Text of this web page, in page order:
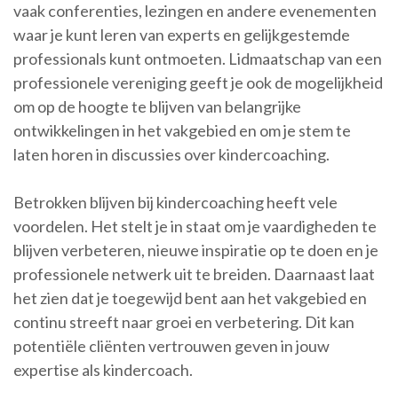
vaak conferenties, lezingen en andere evenementen
waar je kunt leren van experts en gelijkgestemde
professionals kunt ontmoeten. Lidmaatschap van een
professionele vereniging geeft je ook de mogelijkheid
om op de hoogte te blijven van belangrijke
ontwikkelingen in het vakgebied en om je stem te
laten horen in discussies over kindercoaching.
Betrokken blijven bij kindercoaching heeft vele
voordelen. Het stelt je in staat om je vaardigheden te
blijven verbeteren, nieuwe inspiratie op te doen en je
professionele netwerk uit te breiden. Daarnaast laat
het zien dat je toegewijd bent aan het vakgebied en
continu streeft naar groei en verbetering. Dit kan
potentiële cliënten vertrouwen geven in jouw
expertise als kindercoach.